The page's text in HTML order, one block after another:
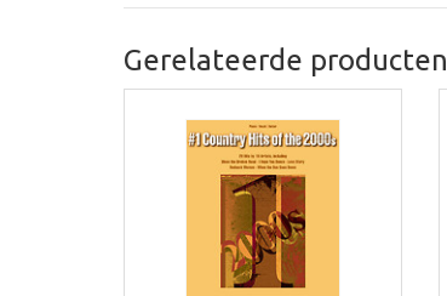
Gerelateerde producten